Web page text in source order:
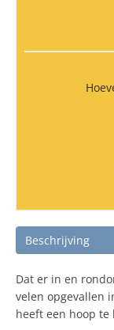
Beschrijving
Dat er in en
velen opgevallen
heeft een hoop te